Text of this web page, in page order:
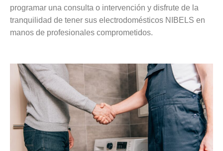
programar una consulta o intervención y disfrute de la
tranquilidad de tener sus electrodomésticos NIBELS en
manos de profesionales comprometidos.